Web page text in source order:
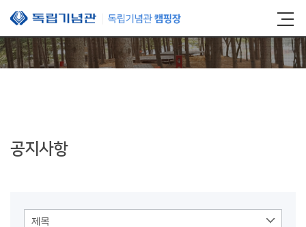
본문 바로가기
공지사항
제목